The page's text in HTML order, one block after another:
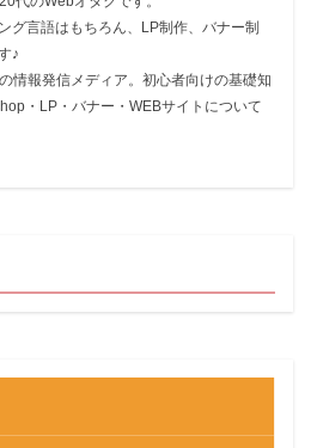
グ言語はもちろん、LP制作、バナー制
♪
情報発信メディア。初心者向けの基礎知
・LP・バナー・WEBサイトについて